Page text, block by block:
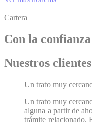
Cartera
Con la
Nuestros clientes
Un trato muy
Un trato muy
alguna a partir de
trámite relacionado.